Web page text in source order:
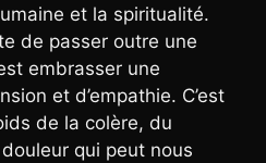
et la spiritualité.
de passer outre une
embrasser une
et d’empathie. C’est
de la colère, du
qui peut nous